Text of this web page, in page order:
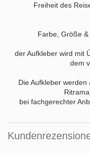
Freiheit des
Farbe, Größe &
der Aufkleber wird mit
dem
Die Aufkleber werden
bei fachgerechter